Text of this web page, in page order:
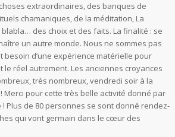
extraordinaires, des banques de
chamaniques, de la méditation, La
des choix et des faits. La finalité : se
un autre monde. Nous ne sommes pas
d’une expérience matérielle pour
réel autrement. Les anciennes croyances
très nombreux, vendredi soir à la
Merci pour cette très belle activité donné par
! Plus de 80 personnes se sont donné rendez-
qui vont germain dans le cœur des